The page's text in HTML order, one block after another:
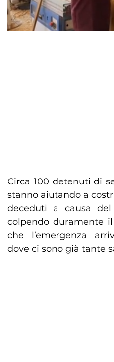
Circa 100 detenuti di
stanno aiutando a
deceduti a causa del
colpendo duramente
che l’emergenza
dove ci sono già tante